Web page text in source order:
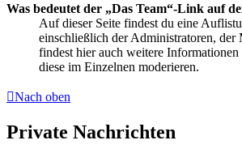
Was bedeutet der „Das Team“-Link auf
Auf dieser Seite findest du eine
einschließlich der Administratoren, der
findest hier auch weitere
diese im Einzelnen moderieren.
Nach oben
Private Nachrichten